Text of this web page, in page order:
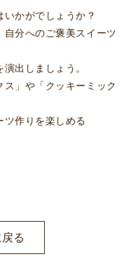
かがでしょうか？
自分へのご褒美スイーツ
出しましょう。
」や「クッキーミック
ツ作りを楽しめる
る